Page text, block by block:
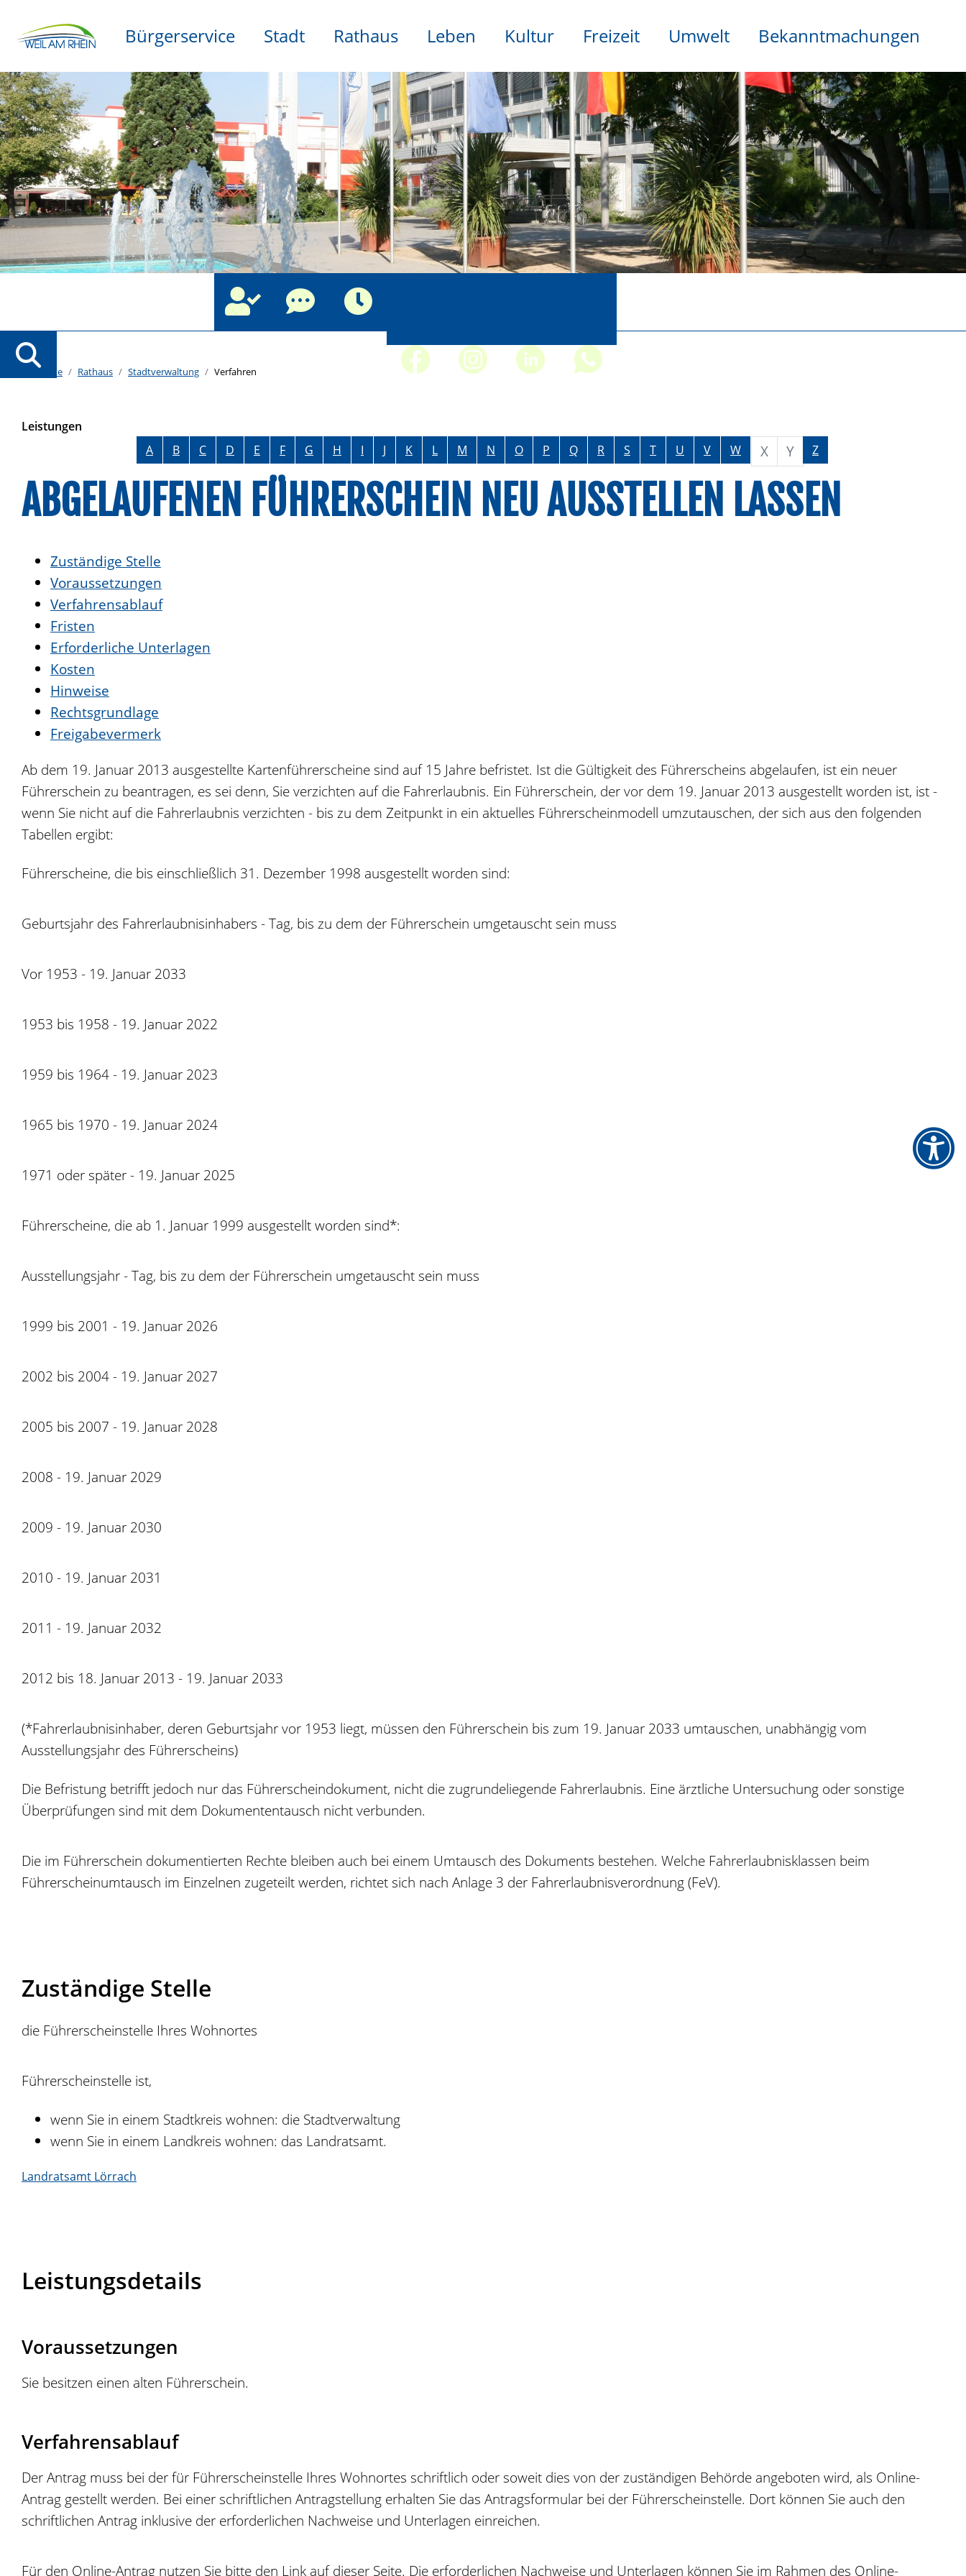
Bürgerservice Stadt Rathaus Leben Kultur Freizeit Umwelt Bekanntmachungen
Startseite Rathaus Stadtverwaltung Verfahren
Leistungen
Alphabetisches Register überspringen
A B C D E F G H I J K L M N O P Q R S T U V W X Y Z
ABGELAUFENEN FÜHRERSCHEIN NEU AUSSTELLEN LASSEN
Zuständige Stelle
Voraussetzungen
Verfahrensablauf
Fristen
Erforderliche Unterlagen
Kosten
Hinweise
Rechtsgrundlage
Freigabevermerk
Ab dem 19. Januar 2013 ausgestellte Kartenführerscheine sind auf 15 Jahre befristet. Ist die Gültigkeit des Führerscheins abgelaufen, ist ein neuer
Führerschein zu beantragen, es sei denn, Sie verzichten auf die Fahrerlaubnis. Ein Führerschein, der vor dem 19. Januar 2013 ausgestellt worden ist, ist -
wenn Sie nicht auf die Fahrerlaubnis verzichten - bis zu dem Zeitpunkt in ein aktuelles Führerscheinmodell umzutauschen, der sich aus den folgenden
Tabellen ergibt:
Führerscheine, die bis einschließlich 31. Dezember 1998 ausgestellt worden sind:
Geburtsjahr des Fahrerlaubnisinhabers - Tag, bis zu dem der Führerschein umgetauscht sein muss
Vor 1953 - 19. Januar 2033
1953 bis 1958 - 19. Januar 2022
1959 bis 1964 - 19. Januar 2023
1965 bis 1970 - 19. Januar 2024
1971 oder später - 19. Januar 2025
Führerscheine, die ab 1. Januar 1999 ausgestellt worden sind*:
Ausstellungsjahr - Tag, bis zu dem der Führerschein umgetauscht sein muss
1999 bis 2001 - 19. Januar 2026
2002 bis 2004 - 19. Januar 2027
2005 bis 2007 - 19. Januar 2028
2008 - 19. Januar 2029
2009 - 19. Januar 2030
2010 - 19. Januar 2031
2011 - 19. Januar 2032
2012 bis 18. Januar 2013 - 19. Januar 2033
(*Fahrerlaubnisinhaber, deren Geburtsjahr vor 1953 liegt, müssen den Führerschein bis zum 19. Januar 2033 umtauschen, unabhängig vom
Ausstellungsjahr des Führerscheins)
Die Befristung betrifft jedoch nur das Führerscheindokument, nicht die zugrundeliegende Fahrerlaubnis. Eine ärztliche Untersuchung oder sonstige
Überprüfungen sind mit dem Dokumententausch nicht verbunden.
Die im Führerschein dokumentierten Rechte bleiben auch bei einem Umtausch des Dokuments bestehen. Welche Fahrerlaubnisklassen beim
Führerscheinumtausch im Einzelnen zugeteilt werden, richtet sich nach Anlage 3 der Fahrerlaubnisverordnung (FeV).
Zuständige Stelle
die Führerscheinstelle Ihres Wohnortes
Führerscheinstelle ist,
wenn Sie in einem Stadtkreis wohnen: die Stadtverwaltung
wenn Sie in einem Landkreis wohnen: das Landratsamt.
Landratsamt Lörrach
Leistungsdetails
Voraussetzungen
Sie besitzen einen alten Führerschein.
Verfahrensablauf
Der Antrag muss bei der für Führerscheinstelle Ihres Wohnortes schriftlich oder soweit dies von der zuständigen Behörde angeboten wird, als Online-
Antrag gestellt werden. Bei einer schriftlichen Antragstellung erhalten Sie das Antragsformular bei der Führerscheinstelle. Dort können Sie auch den
schriftlichen Antrag inklusive der erforderlichen Nachweise und Unterlagen einreichen.
Für den Online-Antrag nutzen Sie bitte den Link auf dieser Seite. Die erforderlichen Nachweise und Unterlagen können Sie im Rahmen des Online-